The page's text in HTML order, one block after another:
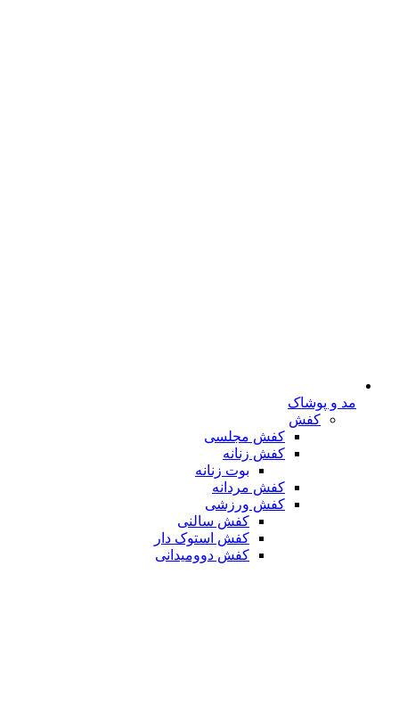
مد و پوشاک
کفش
کفش مجلسی
کفش زنانه
بوت زنانه
کفش مردانه
کفش ورزشی
کفش سالنی
کفش استوک دار
کفش دوومیدانی